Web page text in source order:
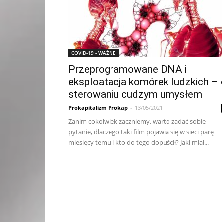
COVID-19 - WAŻNE
Przeprogramowane DNA i
eksploatacja komórek ludzkich –
sterowaniu cudzym umysłem
Prokapitalizm Prokap - 13/05/2021
Zanim cokolwiek zaczniemy, warto zadać sobie
pytanie, dlaczego taki film pojawia się w sieci parę
miesięcy temu i kto do tego dopuścił? Jaki miał...